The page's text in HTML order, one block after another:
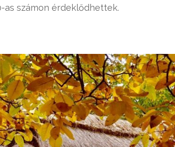
as számon érdeklődhettek.